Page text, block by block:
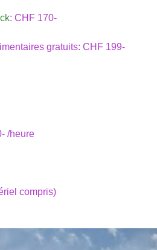
: CHF 170-
gratuits: CHF 199-
/heure
compris)